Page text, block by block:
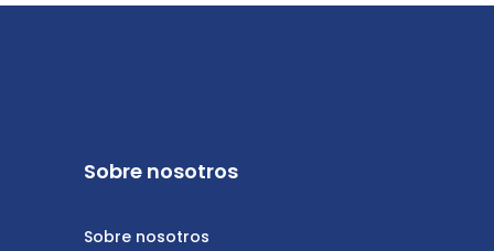
Sobre nosotros
Sobre nosotros